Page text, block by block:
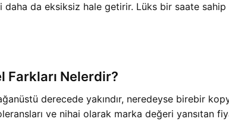
da eksiksiz hale getirir. Lüks bir saate
Farkları Nelerdir?
derecede yakındır, neredeyse birebir
ve nihai olarak marka değeri yansıtan